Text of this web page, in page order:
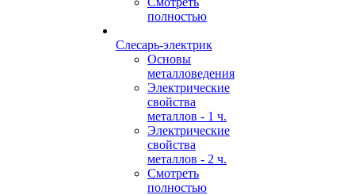
полностью
Слесарь-электрик
Основы
металловедения
Электрические
свойства
металлов - 1 ч.
Электрические
свойства
металлов - 2 ч.
Смотреть
полностью